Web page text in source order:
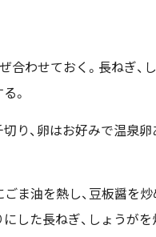
合わせておく。長ねぎ、
。
り、卵はお好みで温泉
ま油を熱し、豆板醤を炒め
した長ねぎ、しょうがを